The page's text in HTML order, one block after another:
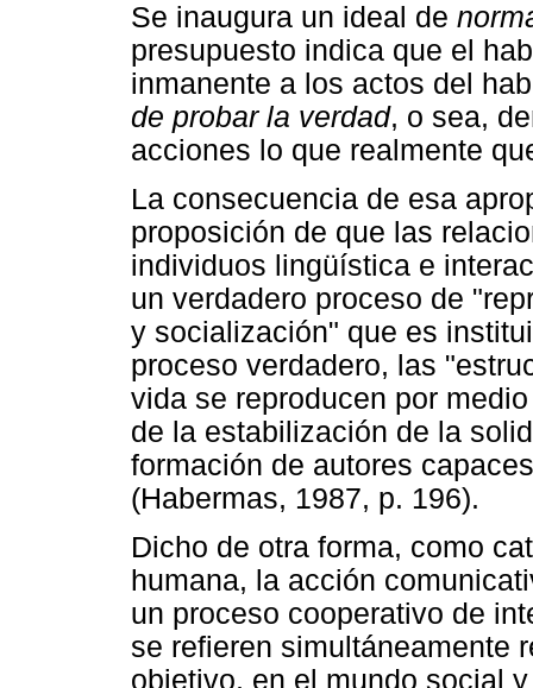
Se inaugura un ideal de
presupuesto indica que el
inmanente a los actos del
de probar la verdad, o sea,
acciones lo que realmente
La consecuencia de esa
proposición de que las
individuos lingüística e
un verdadero proceso de
y socialización" que es
proceso verdadero, las
vida se reproducen por
de la estabilización de la
formación de autores
(Habermas, 1987, p. 196).
Dicho de otra forma, como
humana, la acción
un proceso cooperativo de
se refieren simultáneamente
objetivo, en el mundo social